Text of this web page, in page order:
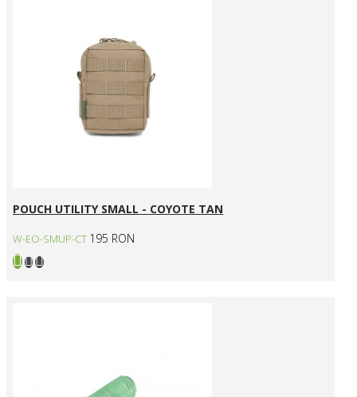
POUCH UTILITY SMALL - COYOTE TAN
W-EO-SMUP-CT 195 RON